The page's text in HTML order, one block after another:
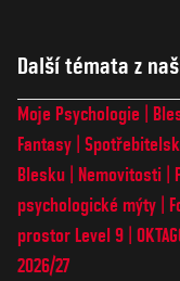
Další témata z
Moje Psychologie
Fantasy
Blesku
Nemovitosti
psychologické mýty
prostor Level 9
2026/27